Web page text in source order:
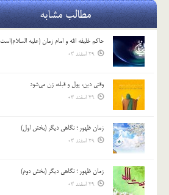
مطالب مشابه
حاکم خليفه الله و امام زمان (علیه السلام)است
29 اسفند 03
وقتی دین، پول و قبله، زن می‌شود
29 اسفند 03
زمان ظهور ؛ نگاهی دیگر (بخش اول)
29 اسفند 03
زمان ظهور ؛ نگاهی دیگر (بخش دوم)
29 اسفند 03